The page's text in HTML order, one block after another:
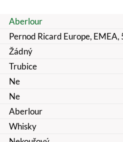
Aberlour
Pernod Ricard Europe,
Žádný
Trubice
Ne
Ne
Aberlour
Whisky